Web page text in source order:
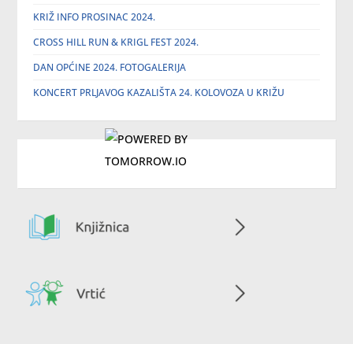
KRIŽ INFO PROSINAC 2024.
CROSS HILL RUN & KRIGL FEST 2024.
DAN OPĆINE 2024. FOTOGALERIJA
KONCERT PRLJAVOG KAZALIŠTA 24. KOLOVOZA U KRIŽU